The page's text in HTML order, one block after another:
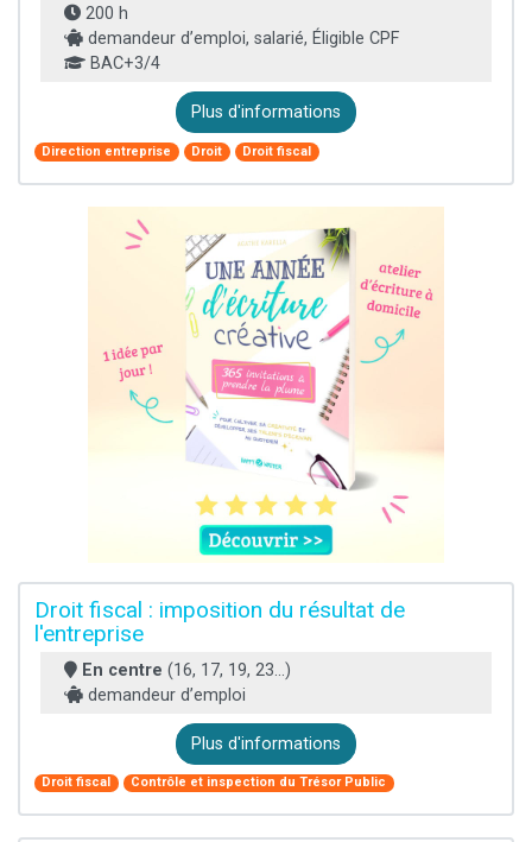
200 h
demandeur d’emploi, salarié, Éligible CPF
BAC+3/4
Plus d'informations
Direction entreprise Droit Droit fiscal
Droit fiscal : imposition du résultat de
l'entreprise
En centre (16, 17, 19, 23...)
demandeur d’emploi
Plus d'informations
Droit fiscal Contrôle et inspection du Trésor Public